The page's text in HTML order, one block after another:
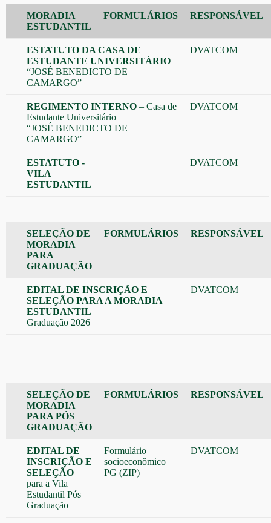
MORADIA
ESTUDANTIL
FORMULÁRIOS RESPONSÁVEL
ESTATUTO DA CASA DE
ESTUDANTE UNIVERSITÁRIO
“JOSÉ BENEDICTO DE
CAMARGO”
DVATCOM
REGIMENTO INTERNO – Casa de
Estudante Universitário
“JOSÉ BENEDICTO DE
CAMARGO”
DVATCOM
ESTATUTO -
VILA
ESTUDANTIL
DVATCOM
SELEÇÃO DE
MORADIA
PARA
GRADUAÇÃO
FORMULÁRIOS RESPONSÁVEL
EDITAL DE INSCRIÇÃO E
SELEÇÃO PARA A MORADIA
ESTUDANTIL
Graduação 2026
DVATCOM
SELEÇÃO DE
MORADIA
PARA PÓS
GRADUAÇÃO
FORMULÁRIOS RESPONSÁVEL
EDITAL DE
INSCRIÇÃO E
SELEÇÃO
para a Vila
Estudantil Pós
Graduação
Formulário
socioeconômico
PG (ZIP)
DVATCOM